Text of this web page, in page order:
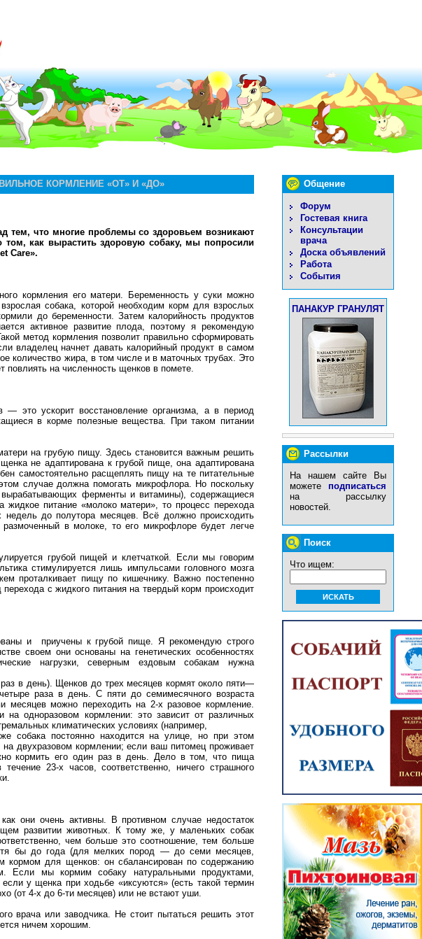
Общение
Форум
Гостевая книга
Консультации
врача
Доска объявлений
Работа
События
ПАНАКУР ГРАНУЛЯТ
Рассылки
На нашем сайте Вы
можете подписаться
на рассылку
новостей.
Поиск
Что ищем:
КОРМЛЕНИЕ «ОТ» И «ДО»
тем, что многие проблемы со здоровьем возникают
том, как вырастить здоровую собаку, мы попросили
Care».
кормления его матери. Беременность у суки можно
собака, которой необходим корм для взрослых
до беременности. Затем калорийность продуктов
активное развитие плода, поэтому я рекомендую
метод кормления позволит правильно сформировать
владелец начнет давать калорийный продукт в самом
количество жира, в том числе и в маточных трубах. Это
на численность щенков в помете.
это ускорит восстановление организма, а в период
в корме полезные вещества. При таком питании
на грубую пищу. Здесь становится важным решить
не адаптирована к грубой пище, она адаптирована
самостоятельно расщеплять пищу на те питательные
случае должна помогать микрофлора. Но поскольку
вырабатывающих ферменты и витамины), содержащиеся
питание «молоко матери», то процесс перехода
до полутора месяцев. Всё должно происходить
в молоке, то его микрофлоре будет легче
грубой пищей и клетчаткой. Если мы говорим
стимулируется лишь импульсами головного мозга
проталкивает пищу по кишечнику. Важно постепенно
с жидкого питания на твердый корм происходит
и приучены к грубой пище. Я рекомендую строго
своем они основаны на генетических особенностях
нагрузки, северным ездовым собакам нужна
в день). Щенков до трех месяцев кормят около пяти—
раза в день. С пяти до семимесячного возраста
можно переходить на 2-х разовое кормление.
одноразовом кормлении: это зависит от различных
климатических условиях (например,
собака постоянно находится на улице, но при этом
двухразовом кормлении; если ваш питомец проживает
кормить его один раз в день. Дело в том, что пища
23-х часов, соответственно, ничего страшного
они очень активны. В противном случае недостаток
развитии животных. К тому же, у маленьких собак
чем больше это соотношение, тем больше
бы до года (для мелких пород — до семи месяцев,
кормом для щенков: он сбалансирован по содержанию
Если мы кормим собаку натуральными продуктами,
у щенка при ходьбе «иксуются» (есть такой термин
(от 4-х до 6-ти месяцев) или не встают уши.
врача или заводчика. Не стоит пытаться решить этот
ничем хорошим.